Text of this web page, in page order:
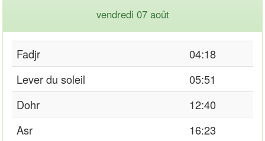
vendredi 07 août
Fadjr
04:18
Lever du soleil
05:51
Dohr
12:40
Asr
16:23